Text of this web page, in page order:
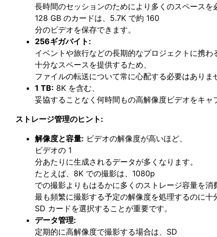
長時間のセッションのためにより多くのスペース
128 GB のカードは、5.7K で約 160
分のビデオを保存できます。
256ギガバイト:
イベントや旅行などの長期的なプロジェクトに携
十分なスペースを提供するため、
ファイルの転送について常に心配する必要はありま
1 TB: 8K を含む、
妥協することなく何時間もの高解像度ビデオをキ
ストレージ管理のヒント:
解像度と容量: ビデオの解像度が高いほど、
ビデオの 1
分あたりに生成されるデータが多くなります。
たとえば、8K での撮影は、1080p
での撮影よりもはるかに多くのストレージ容量を消
最も頻繁に撮影する予定の解像度を処理するのに十
SD カードを選択することが重要です。
データ管理:
定期的に高解像度で撮影する場合は、SD